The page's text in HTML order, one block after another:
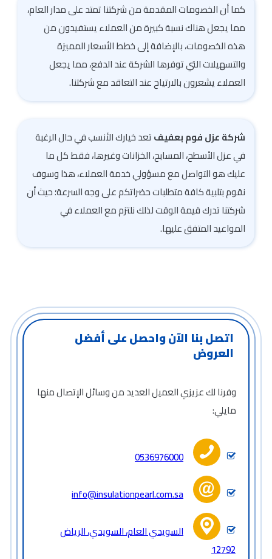
كما أن الخصومات المقدمة من شركتنا تمتد على مدار العام،
مما يجعل هناك نسبة كبيرة من العملاء يستفيدون من
هذه الخصومات، بالإضافة إلى خطط الأسعار المميزة
والتسهيلات التي توفرها الشركة عند الدفع، مما يجعل
العملاء يشعرون بالارتياح عند التعاقد مع شركتنا.
شركة عزل فوم بعفيفتعد خيارك الأنسب في حال الرغبة
في عزل الأسطح، المسابح، الخزانات وغيرها، فقط كل ما
عليك هو التواصل مع مسؤولي خدمة العملاء، هذا وسوف
نقوم بتلبية كافة متطلبات حضراتكم على وجه السرعة؛ حيث أن
شركتنا تدرك قيمة الوقت لذلك نلتزم مع العملاء في
المواعيد المتفق عليها.
اتصل بنا الآن واحصل على أفضل
العروض
وفرنا لك عزيزي العميل العديد من وسائل الإتصال منها
مايلي:
0536976000
info@insulationpearl.com.sa
السويدي العام، السويدي، الرياض
12792